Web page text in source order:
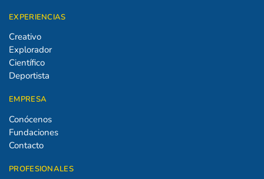
EXPERIENCIAS
Creativo
Explorador
Científico
Deportista
EMPRESA
Conócenos
Fundaciones
Contacto
PROFESIONALES